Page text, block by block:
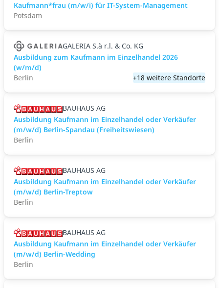
Kaufmann*frau (m/w/i) für IT-System-Management
Potsdam
GALERIA S.à r.l. & Co. KG
Ausbildung zum Kaufmann im Einzelhandel 2026
(w/m/d)
Berlin
+18 weitere Standorte
BAUHAUS AG
Ausbildung Kaufmann im Einzelhandel oder Verkäufer
(m/w/d) Berlin-Spandau (Freiheitswiesen)
Berlin
BAUHAUS AG
Ausbildung Kaufmann im Einzelhandel oder Verkäufer
(m/w/d) Berlin-Treptow
Berlin
BAUHAUS AG
Ausbildung Kaufmann im Einzelhandel oder Verkäufer
(m/w/d) Berlin-Wedding
Berlin